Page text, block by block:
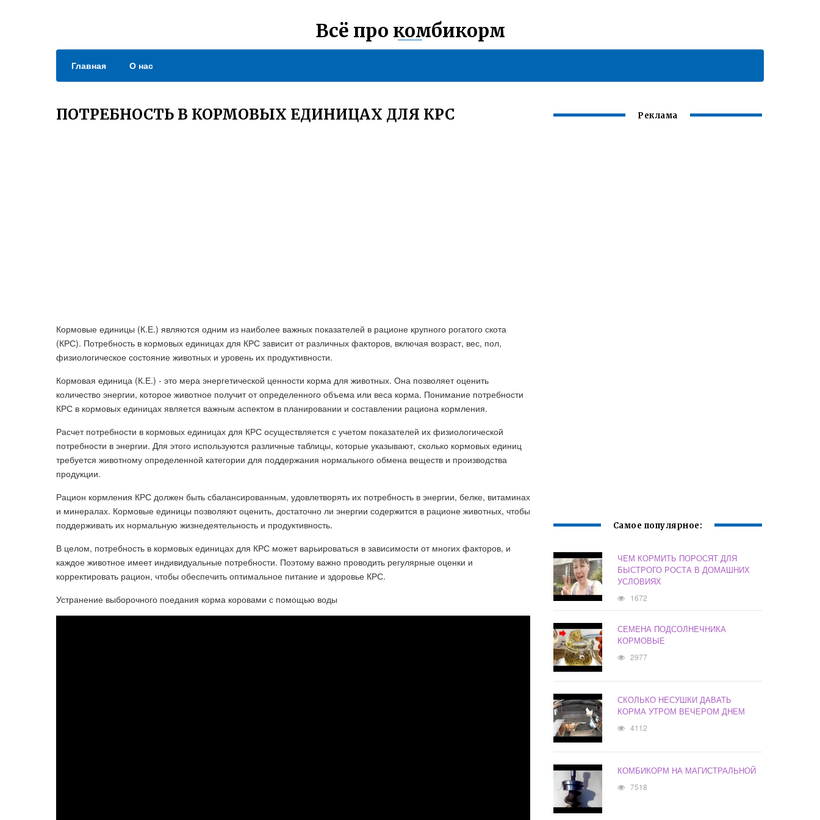
Всё про комбикорм
Главная О нас
ПОТРЕБНОСТЬ В КОРМОВЫХ ЕДИНИЦАХ ДЛЯ КРС
Кормовые единицы (К.Е.) являются одним из наиболее важных показателей в рационе крупного рогатого скота
(КРС). Потребность в кормовых единицах для КРС зависит от различных факторов, включая возраст, вес, пол,
физиологическое состояние животных и уровень их продуктивности.
Кормовая единица (К.Е.) - это мера энергетической ценности корма для животных. Она позволяет оценить
количество энергии, которое животное получит от определенного объема или веса корма. Понимание потребности
КРС в кормовых единицах является важным аспектом в планировании и составлении рациона кормления.
Расчет потребности в кормовых единицах для КРС осуществляется с учетом показателей их физиологической
потребности в энергии. Для этого используются различные таблицы, которые указывают, сколько кормовых единиц
требуется животному определенной категории для поддержания нормального обмена веществ и производства
продукции.
Рацион кормления КРС должен быть сбалансированным, удовлетворять их потребность в энергии, белке, витаминах
и минералах. Кормовые единицы позволяют оценить, достаточно ли энергии содержится в рационе животных, чтобы
поддерживать их нормальную жизнедеятельность и продуктивность.
В целом, потребность в кормовых единицах для КРС может варьироваться в зависимости от многих факторов, и
каждое животное имеет индивидуальные потребности. Поэтому важно проводить регулярные оценки и
корректировать рацион, чтобы обеспечить оптимальное питание и здоровье КРС.
Устранение выборочного поедания корма коровами с помощью воды
Реклама
Самое популярное:
ЧЕМ КОРМИТЬ ПОРОСЯТ ДЛЯ
БЫСТРОГО РОСТА В ДОМАШНИХ
УСЛОВИЯХ
1672
СЕМЕНА ПОДСОЛНЕЧНИКА
КОРМОВЫЕ
2977
СКОЛЬКО НЕСУШКИ ДАВАТЬ
КОРМА УТРОМ ВЕЧЕРОМ ДНЕМ
4112
КОМБИКОРМ НА МАГИСТРАЛЬНОЙ
7518